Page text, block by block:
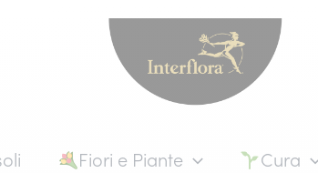
Fiori e Piante Cura